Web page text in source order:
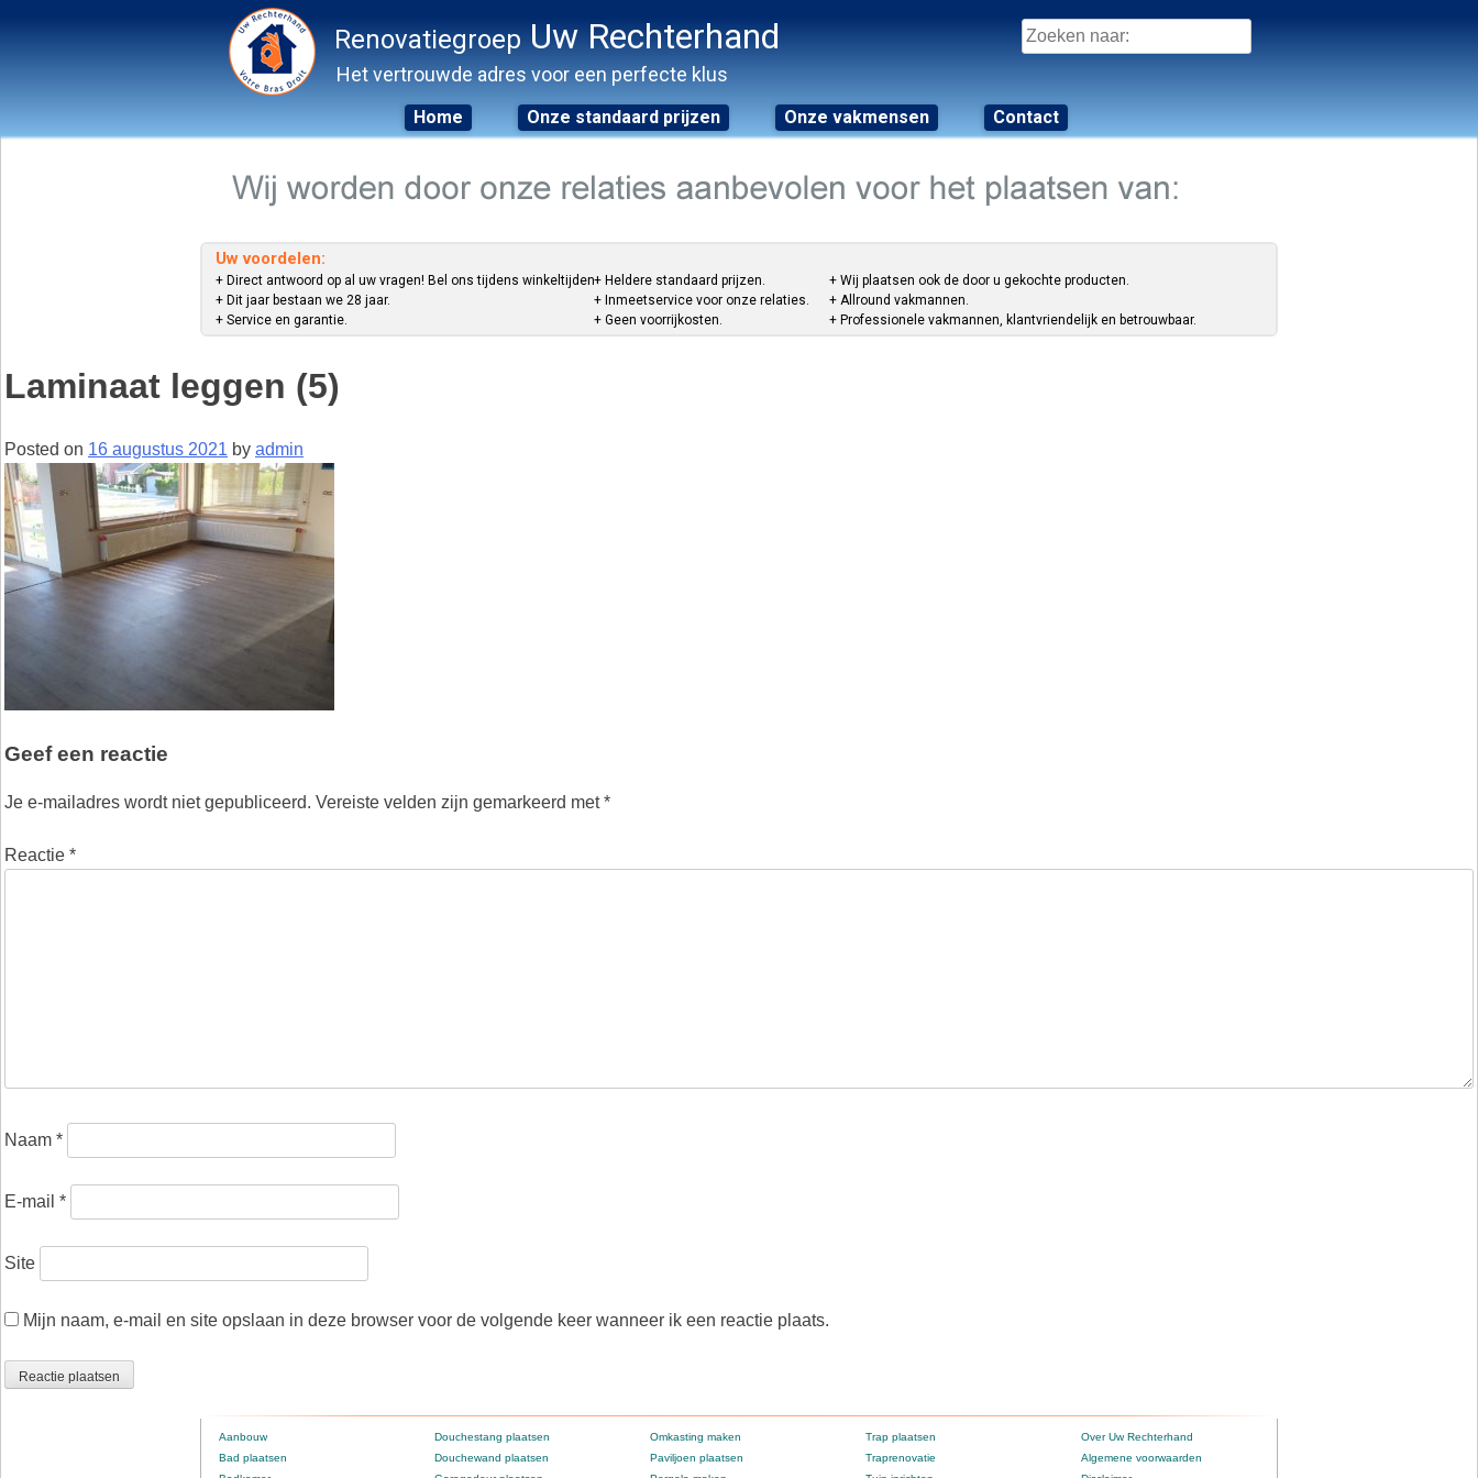
Renovatiegroep Uw Rechterhand
Het vertrouwde adres voor een perfecte klus
Zoeken
naar:
Home Onze standaard prijzen Onze vakmensen Contact
Uw voordelen:
+ Direct antwoord op al uw vragen! Bel ons tijdens winkeltijden.
+ Dit jaar bestaan we 28 jaar.
+ Service en garantie.
+ Heldere standaard prijzen.
+ Inmeetservice voor onze relaties.
+ Geen voorrijkosten.
+ Wij plaatsen ook de door u gekochte producten.
+ Allround vakmannen.
+ Professionele vakmannen, klantvriendelijk en betrouwbaar.
Laminaat leggen (5)
Posted on 16 augustus 2021 by admin
Geef een reactie
Je e-mailadres wordt niet gepubliceerd. Vereiste velden zijn gemarkeerd met*
Reactie *
Naam *
E-mail *
Site
Mijn naam, e-mail en site opslaan in deze browser voor de volgende keer wanneer ik een reactie plaats.
Aanbouw
Bad plaatsen
Douchestang plaatsen
Douchewand plaatsen
Omkasting maken
Paviljoen plaatsen
Trap plaatsen
Traprenovatie
Over Uw Rechterhand
Algemene voorwaarden